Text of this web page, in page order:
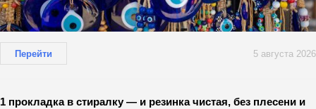
Перейти 5 августа 2026
1 прокладка в стиралку — и резинка чистая, без плесени и